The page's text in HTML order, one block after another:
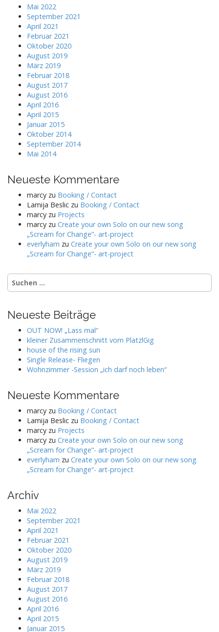
Mai 2022
September 2021
April 2021
Februar 2021
Oktober 2020
August 2019
März 2019
Februar 2018
August 2017
August 2016
April 2016
April 2015
Januar 2015
Oktober 2014
September 2014
Mai 2014
Neueste Kommentare
marcy zu Booking / Contact
Lamija Beslic zu Booking / Contact
marcy zu Projects
marcy zu Create your own Solo on our new song
„Scream for Change“- art-project
everlyham zu Create your own Solo on our new song
„Scream for Change“- art-project
Suchen
nach:
Neueste Beiträge
OUT NOW! „Lass mal“
kleiner Zusammenschnitt vom PlatzlGig
house of the rising sun
Single Release- Fliegen
Wohnzimmer -Session „ich darf noch leben“
Neueste Kommentare
marcy zu Booking / Contact
Lamija Beslic zu Booking / Contact
marcy zu Projects
marcy zu Create your own Solo on our new song
„Scream for Change“- art-project
everlyham zu Create your own Solo on our new song
„Scream for Change“- art-project
Archiv
Mai 2022
September 2021
April 2021
Februar 2021
Oktober 2020
August 2019
März 2019
Februar 2018
August 2017
August 2016
April 2016
April 2015
Januar 2015